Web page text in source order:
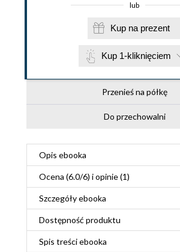
lub
Kup na prezent
Kup 1-kliknięciem
Przenieś na półkę
Do przechowalni
Opis ebooka
Ocena (6.0/6) i opinie (1)
Szczegółyebooka
Dostępność produktu
Spis treściebooka